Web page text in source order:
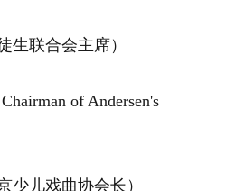
生联合会主席）
of Andersen's
少儿戏曲协会长）